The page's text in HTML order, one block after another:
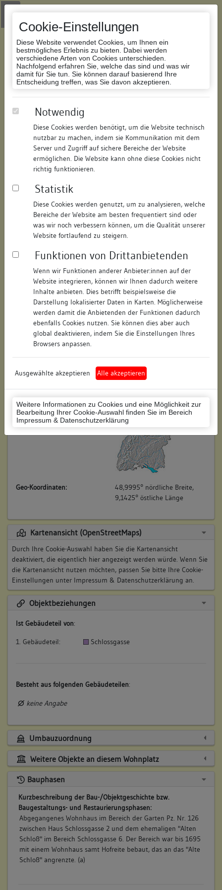
Cookie-Einstellungen
Diese Website verwendet Cookies, um Ihnen ein
bestmögliches Erlebnis zu bieten. Dabei werden
verschiedene Arten von Cookies unterschieden.
Nachfolgend erfahren Sie, welche das sind und was wir
damit für Sie tun. Sie können darauf basierend Ihre
Entscheidung treffen, was Sie davon akzeptieren.
Notwendig
Diese Cookies werden benötigt, um die Website technisch
nutzbar zu machen, indem sie Kommunikation mit dem
Server und Zugriff auf sichere Bereiche der Website
ermöglichen. Die Website kann ohne diese Cookies nicht
richtig funktionieren.
Statistik
Diese Cookies werden genutzt, um zu analysieren, welche
Bereiche der Website am besten frequentiert sind oder
was wir noch verbessern können, um die Qualität unserer
Website fortlaufend zu steigern.
Funktionen von Drittanbietenden
Wenn wir Funktionen anderer Anbieter:innen auf der
Website integrieren, können wir Ihnen dadurch weitere
Inhalte anbieten. Dies betrifft beispielsweise die
Darstellung lokalisierter Daten in Karten. Möglicherweise
werden damit die Anbietenden der Funktionen dadurch
ebenfalls Cookies nutzen. Sie können dies aber auch
global deaktivieren, indem Sie die Einstellungen Ihres
Browsers anpassen.
Ausgewählte akzeptieren Alle akzeptieren
Weitere Informationen zu Cookies und eine Möglichkeit zur
Bearbeitung Ihrer Cookie-Auswahl finden Sie im Bereich
Impressum & Datenschutzerklärung
Zur Navigation springen
Zum Inhalt der Website springen
Datenbank Bauforschung/Restaurierung
203780456611/Datum:04.05.2016
Datenbestand:
Bauforschung und Restaurierung
Als PDF herunterladen:
Objektdaten
Straße: Schlossgasse
Hausnummer: 2a
Postleitzahl: 74354
Stadt-Teilort: Besigheim
Regierungsbezirk: Stuttgart
Ludwigsburg (Landkreis)
Wohnplatzschlüssel: 8118007001
Flurstücknummer: keine
Historischer Straßenname: keiner
Lage des Wohnplatzes:
Geo-Koordinaten:
48,9995° nördliche Breite,
9,1425° östliche Länge
Kartenansicht (OpenStreetMaps)
Durch Ihre Cookie-Auswahl haben Sie die Kartenansicht
deaktiviert, die eigentlich hier angezeigt werden würde. Wenn Sie
die Kartenansicht nutzen möchten, passen Sie bitte Ihre Cookie-
Einstellungen unter Impressum & Datenschutzerklärung an.
Objektbeziehungen
Ist Gebäudeteil von:
1. Gebäudeteil: Schlossgasse
Besteht aus folgenden Gebäudeteilen:
keine Angabe
Umbauzuordnung
Weitere Objekte an diesem Wohnplatz
Bauphasen
Kurzbeschreibung der Bau-/Objektgeschichte bzw.
Baugestaltungs- und Restaurierungsphasen:
Abgegangenes Wohnhaus im Bereich der Garten Pz. Nr. 126
zwischen Haus Schlossgasse 2 und dem ehemaligen "Alten
Schloß" im Bereich Schlossgasse 6. Der Bereich war bis 1695
mit einem Wohnhaus samt Hofreite bebaut, das an das "Alte
Schloß" angrenzte. (a)